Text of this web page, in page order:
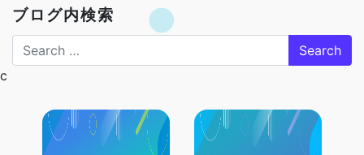
ブログ内検索
Search
c